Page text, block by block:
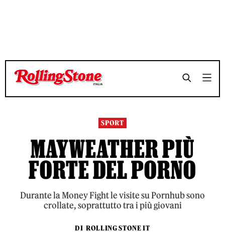
TEMPO DI LETTURA 3 MINUTI SHARE
TEMPO DI LETTURA 3 MINUTI SHARE
SPORT
MAYWEATHER PIÙ
FORTE DEL PORNO
Durante la Money Fight le visite su Pornhub sono
crollate, soprattutto tra i più giovani
DI ROLLING STONE IT